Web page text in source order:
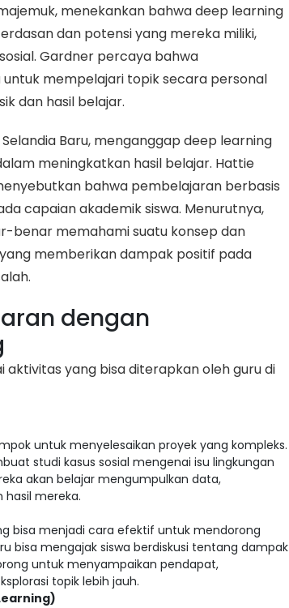
menekankan bahwa deep learning
dan potensi yang mereka miliki,
Gardner percaya bahwa
mempelajari topik secara personal
dan hasil belajar.
Baru, menganggap deep learning
meningkatkan hasil belajar. Hattie
bahwa pembelajaran berbasis
capaian akademik siswa. Menurutnya,
benar memahami suatu konsep dan
memberikan dampak positif pada
dengan
yang bisa diterapkan oleh guru di
untuk menyelesaikan proyek yang kompleks.
studi kasus sosial mengenai isu lingkungan
akan belajar mengumpulkan data,
mereka.
bisa menjadi cara efektif untuk mendorong
bisa mengajak siswa berdiskusi tentang dampak
untuk menyampaikan pendapat,
topik lebih jauh.